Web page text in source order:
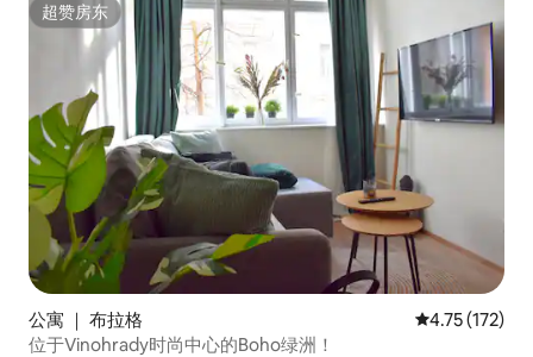
超赞房东
超赞房东
公寓 ｜ 布拉格 平均评分 4.75
4.75 (172)
位于Vinohrady时尚中心的Boho绿洲！